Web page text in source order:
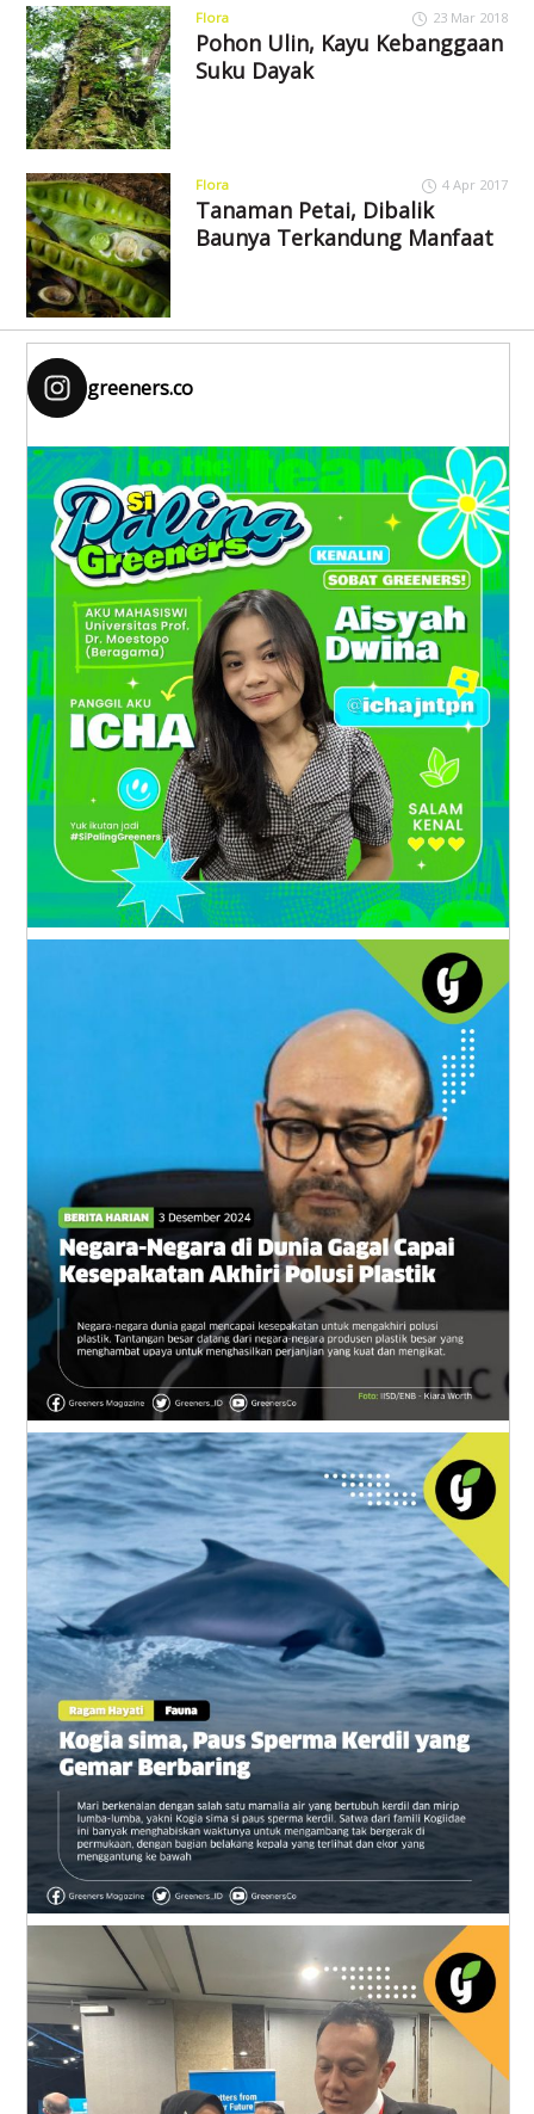
Flora 23 Mar 2018
Pohon Ulin, Kayu Kebanggaan
Suku Dayak
Flora 4 Apr 2017
Tanaman Petai, Dibalik
Baunya Terkandung Manfaat
greeners.co